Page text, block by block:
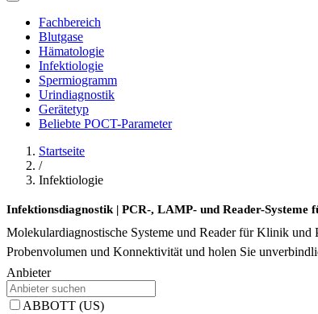
Fachbereich
Blutgase
Hämatologie
Infektiologie
Spermiogramm
Urindiagnostik
Gerätetyp
Beliebte POCT-Parameter
Startseite
/
Infektiologie
Infektionsdiagnostik | PCR-, LAMP- und Reader-Systeme
Molekulardiagnostische Systeme und Reader für Klinik
Probenvolumen und Konnektivität und holen Sie
Anbieter
ABBOTT (US)